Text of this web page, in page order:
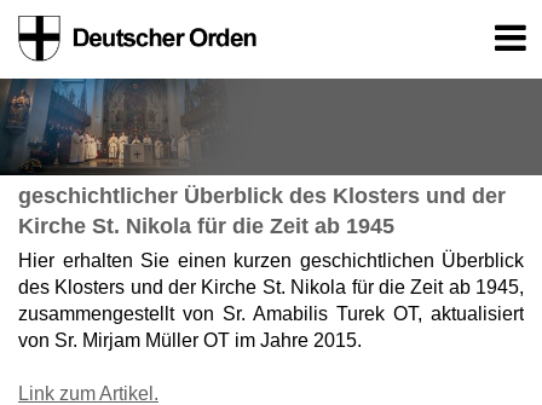
geschichtlicher Überblick des Klosters und der
Kirche St. Nikola für die Zeit ab 1945
Hier erhalten Sie einen kurzen geschichtlichen Überblick
des Klosters und der Kirche St. Nikola für die Zeit ab 1945,
zusammengestellt von Sr. Amabilis Turek OT, aktualisiert
von Sr. Mirjam Müller OT im Jahre 2015.
Link zum Artikel.